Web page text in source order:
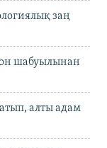
заң
шабуылынан
алты адам